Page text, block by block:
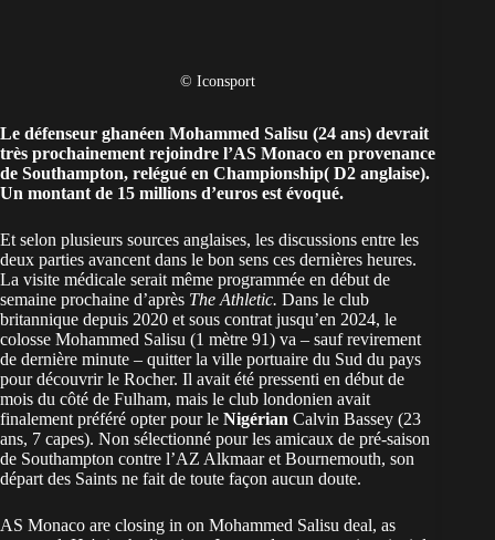
© Iconsport
Le défenseur ghanéen Mohammed Salisu (24 ans) devrait
très prochainement rejoindre l’AS Monaco en provenance
de Southampton, relégué en Championship( D2 anglaise).
Un montant de 15 millions d’euros est évoqué.
Et selon plusieurs sources anglaises, les discussions entre les
deux parties avancent dans le bon sens ces dernières heures.
La visite médicale serait même programmée en début de
semaine prochaine d’après The Athletic. Dans le club
britannique depuis 2020 et sous contrat jusqu’en 2024, le
colosse Mohammed Salisu (1 mètre 91) va – sauf revirement
de dernière minute – quitter la ville portuaire du Sud du pays
pour découvrir le Rocher. Il avait été pressenti en début de
mois du côté de Fulham, mais le club londonien avait
finalement préféré opter pour le Nigérian Calvin Bassey (23
ans, 7 capes). Non sélectionné pour les amicaux de pré-saison
de Southampton contre l’AZ Alkmaar et Bournemouth, son
départ des Saints ne fait de toute façon aucun doute.
AS Monaco are closing in on Mohammed Salisu deal, as